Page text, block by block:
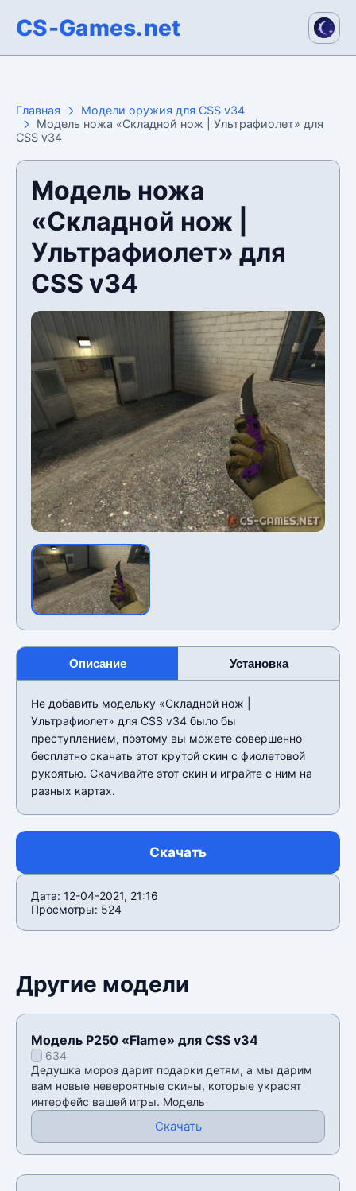
CS-Games.net
Главная
Модели оружия для CSS v34
Модель ножа «Складной нож | Ультрафиолет» для
CSS v34
Модель ножа
«Складной нож |
Ультрафиолет» для
CSS v34
Описание Установка
Не добавить модельку «Складной нож |
Ультрафиолет» для CSS v34 было бы
преступлением, поэтому вы можете совершенно
бесплатно скачать этот крутой скин с фиолетовой
рукоятью. Скачивайте этот скин и играйте с ним на
разных картах.
Скачать
Дата: 12-04-2021, 21:16
Просмотры: 524
Другие модели
Модель P250 «Flame» для CSS v34
634
Дедушка мороз дарит подарки детям, а мы дарим
вам новые невероятные скины, которые украсят
интерфейс вашей игры. Модель
Скачать